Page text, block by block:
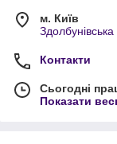
м. Київ
Контакти
Сьогодні
Показати